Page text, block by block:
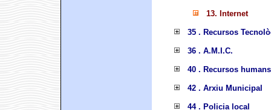
13. Internet
35 . Recursos
36 . A.M.I.C.
40 . Recursos humans
42 . Arxiu Municipal
44 . Policia local